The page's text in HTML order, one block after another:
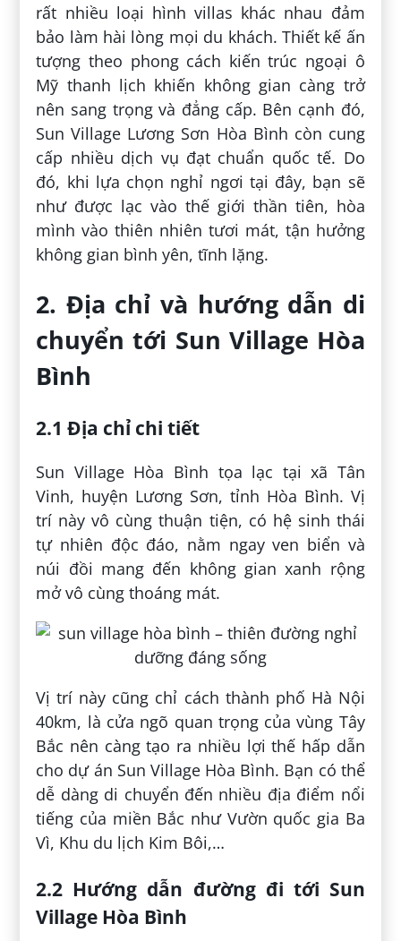
rất nhiều loại hình villas khác nhau đảm
bảo làm hài lòng mọi du khách. Thiết kế ấn
tượng theo phong cách kiến trúc ngoại ô
Mỹ thanh lịch khiến không gian càng trở
nên sang trọng và đẳng cấp. Bên cạnh đó,
Sun Village Lương Sơn Hòa Bình còn cung
cấp nhiều dịch vụ đạt chuẩn quốc tế. Do
đó, khi lựa chọn nghỉ ngơi tại đây, bạn sẽ
như được lạc vào thế giới thần tiên, hòa
mình vào thiên nhiên tươi mát, tận hưởng
không gian bình yên, tĩnh lặng.
2. Địa chỉ và hướng dẫn di
chuyển tới Sun Village Hòa
Bình
2.1 Địa chỉ chi tiết
Sun Village Hòa Bình tọa lạc tại xã Tân
Vinh, huyện Lương Sơn, tỉnh Hòa Bình. Vị
trí này vô cùng thuận tiện, có hệ sinh thái
tự nhiên độc đáo, nằm ngay ven biển và
núi đồi mang đến không gian xanh rộng
mở vô cùng thoáng mát.
Vị trí này cũng chỉ cách thành phố Hà Nội
40km, là cửa ngõ quan trọng của vùng Tây
Bắc nên càng tạo ra nhiều lợi thế hấp dẫn
cho dự án Sun Village Hòa Bình. Bạn có thể
dễ dàng di chuyển đến nhiều địa điểm nổi
tiếng của miền Bắc như Vườn quốc gia Ba
Vì, Khu du lịch Kim Bôi,…
2.2 Hướng dẫn đường đi tới Sun
Village Hòa Bình